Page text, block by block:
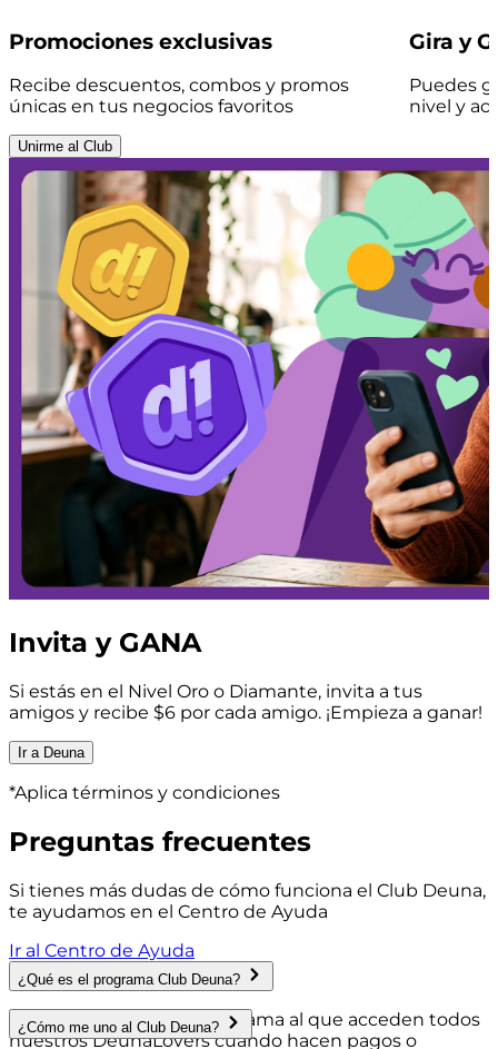
Promociones exclusivas
Recibe descuentos, combos y promos
únicas en tus negocios favoritos
Gira y
Puedes
nivel y
Unirme al Club
Invita y GANA
Si estás en el Nivel Oro o Diamante, invita a tus
amigos y recibe $6 por cada amigo. ¡Empieza a ganar!
Ir a Deuna
*Aplica términos y condiciones
Preguntas frecuentes
Si tienes más dudas de cómo funciona el Club Deuna,
te ayudamos en el Centro de Ayuda
Ir al Centro de Ayuda
¿Qué es el programa Club Deuna?
ElClub Deunaes un programa al que acceden todos
nuestros DeunaLovers cuando hacen pagos o
¿Cómo me uno al Club Deuna?